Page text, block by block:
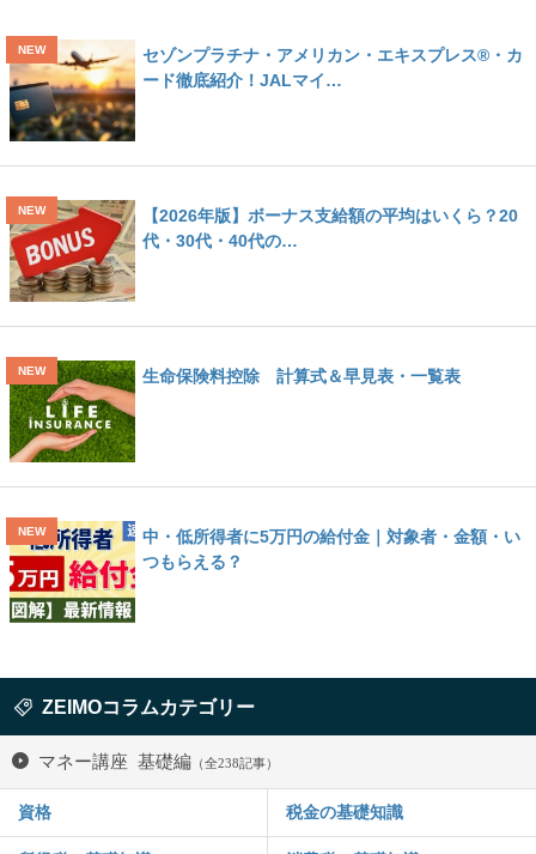
セゾンプラチナ・アメリカン・エキスプレス®・カ
ード徹底紹介！JALマイ…
【2026年版】ボーナス支給額の平均はいくら？20
代・30代・40代の…
生命保険料控除 計算式＆早見表・一覧表
中・低所得者に5万円の給付金｜対象者・金額・い
つもらえる？
ZEIMOコラムカテゴリー
マネー講座 基礎編 （全238記事）
資格 税金の基礎知識